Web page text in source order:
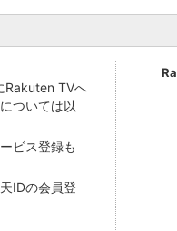
Rakuten TVへ
ついては以
ビス登録も
IDの会員登